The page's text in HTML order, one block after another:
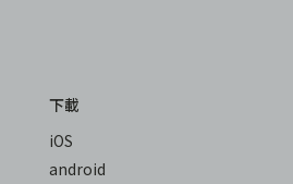
下載
iOS
android